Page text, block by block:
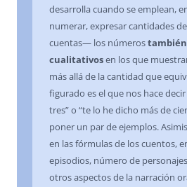
desarrolla cuando se emplean,
numerar, expresar cantidades
cuentas— los números
cualitativosen los que
más allá de la cantidad que
figurado es el que nos hace
tres” o “te lo he dicho más de
poner un par de ejemplos.
en las fórmulas de los cuentos,
episodios, número de
otros aspectos de la narración